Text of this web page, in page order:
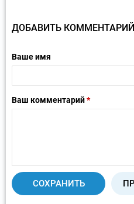
ДОБАВИТЬ КОММЕНТАРИЙ
Ваше имя
Ваш комментарий*